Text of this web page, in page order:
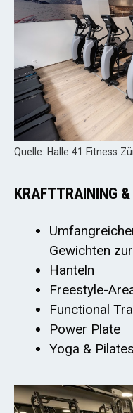
Quelle: Halle 41 Fitness
KRAFTTRAINING
Gewichten
Hanteln
Freestyle-
Functional
Power Plate
Yoga & Pilates